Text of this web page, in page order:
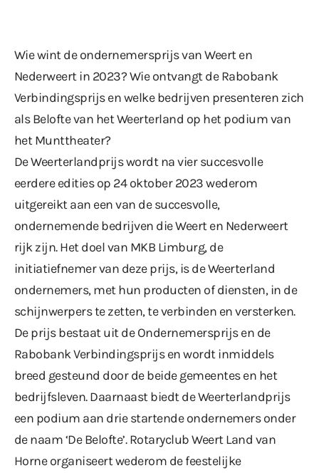
Wie wint de ondernemersprijs van Weert en
Nederweert in 2023? Wie ontvangt de Rabobank
Verbindingsprijs en welke bedrijven presenteren zich
als Belofte van het Weerterland op het podium van
het Munttheater?
De Weerterlandprijs wordt na vier succesvolle
eerdere edities op 24 oktober 2023 wederom
uitgereikt aan een van de succesvolle,
ondernemende bedrijven die Weert en Nederweert
rijk zijn. Het doel van MKB Limburg, de
initiatiefnemer van deze prijs, is de Weerterland
ondernemers, met hun producten of diensten, in de
schijnwerpers te zetten, te verbinden en versterken.
De prijs bestaat uit de Ondernemersprijs en de
Rabobank Verbindingsprijs en wordt inmiddels
breed gesteund door de beide gemeentes en het
bedrijfsleven. Daarnaast biedt de Weerterlandprijs
een podium aan drie startende ondernemers onder
de naam ‘De Belofte’. Rotaryclub Weert Land van
Horne organiseert wederom de feestelijke